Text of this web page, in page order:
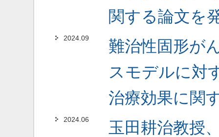
関する論文を
2024.09
難治性固形が
スモデルに対
治療効果に関
2024.06
玉田耕治教授